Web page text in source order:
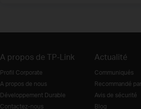
A propos de TP-Link
Profil Corporate
A propos de nous
Développement Durable
Contactez-nous
Actualité
Communiqués
Recommandé
Avis de sécurité
Blog